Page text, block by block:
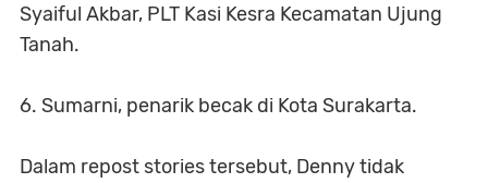
Syaiful Akbar, PLT Kasi Kesra Kecamatan Ujung
Tanah.
6. Sumarni, penarik becak di Kota Surakarta.
Dalam repost stories tersebut, Denny tidak